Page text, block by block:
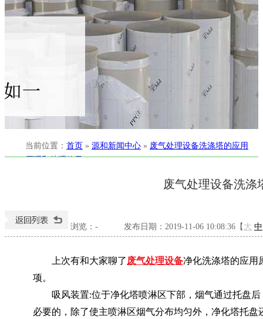
当前位置 ： 首页 » 源和新闻中心 » 废气处理设备洗涤塔的应用
原理和处理效果
废气处理设备洗涤
浏览： - 发布日期：2019-11-06 10:08:36【 大 中
上次有和大家聊了 废气处理设备净化洗涤塔的应用
项。
吸风装置:位于净化塔喷淋区下部，烟气通过托盘
必要的，除了使主喷淋区烟气分布均匀外，净化塔托